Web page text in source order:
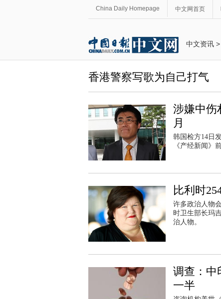
China Daily Homepage 中文网首页
中文资讯 >
香港警察写歌为自己打气
涉嫌中伤
月
韩国检方14日
《产经新闻》
比利时
许多政治人物
时卫生部长玛
治人物。
调查：中
一半